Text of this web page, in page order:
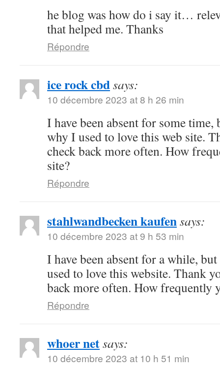
he blog was how do i say it…
that helped me. Thanks
Répondre
ice rock cbdsays:
10 décembre 2023 at 8 h 26 min
I have been absent for some
why I used to love this web site.
check back more often. How
site?
Répondre
stahlwandbecken kaufensays:
10 décembre 2023 at 9 h 53 min
I have been absent for a while,
used to love this website. Thank
back more often. How frequently
Répondre
whoer netsays:
10 décembre 2023 at 10 h 51 min